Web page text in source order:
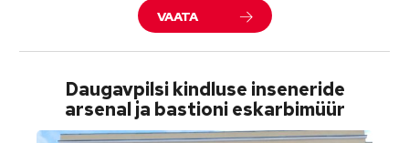
VAATA
Daugavpilsi kindluse inseneride
arsenal ja bastioni eskarbimüür